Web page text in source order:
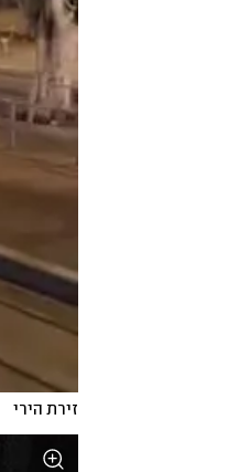
זירת הירי